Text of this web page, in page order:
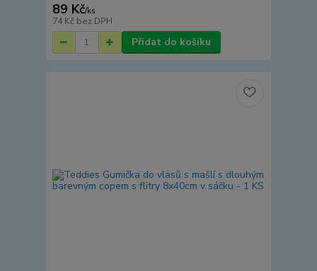
89 Kč/ks
74 Kč bez DPH
Přidat do košíku